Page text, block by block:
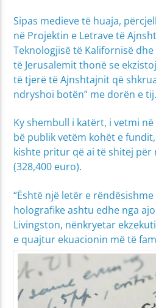
Sipas medieve të huaja,
në Projektin e Letrave të
Teknologjisë të Kalifornisë
të Jerusalemit thonë se
të tjerë të Ajnshtajnit që
ndryshoi botën” me dorën e tij.
Ky shembull i katërt, i vetmi
bë publik vetëm kohët e
kishte pritur që ai të shitej për
(328,400 euro).
“Është një letër e
holografike ashtu edhe nga
Livingston, nënkryetar
e quajtur ekuacionin më të